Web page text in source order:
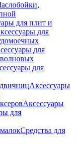
для плит и
для
для
для
Аксессуары
Аксессуары
для
Средства для